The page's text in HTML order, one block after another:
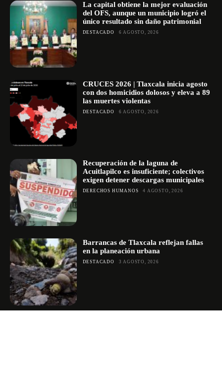
La capital obtiene la mejor evaluación
del OFS, aunque un municipio logró el
único resultado sin daño patrimonial
DESTACADO 6 AGOSTO, 2026
CRUCES 2026 | Tlaxcala inicia agosto
con dos homicidios dolosos y eleva a 89
las muertes violentas
DESTACADO 6 AGOSTO, 2026
Recuperación de la laguna de
Acuitlapilco es insuficiente; colectivos
exigen detener descargas municipales
DERECHOS HUMANOS 4 AGOSTO, 2026
Barrancas de Tlaxcala reflejan fallas
en la planeación urbana
DESTACADO 3 AGOSTO, 2026